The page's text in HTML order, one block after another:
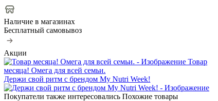
Наличие в магазинах
Бесплатный самовывоз
Акции
Товар
месяца! Омега для всей семьи.
Держи свой ритм с брендом My Nutri Week!
Покупатели также интересовались Похожие товары